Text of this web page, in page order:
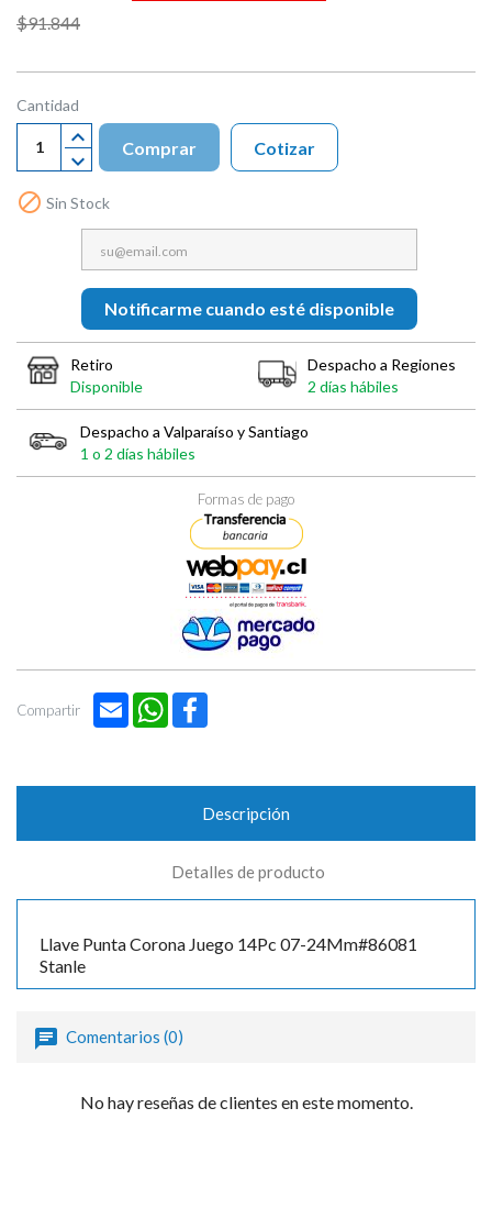
$91.844
Cantidad
Comprar
 Sin Stock
Notificarme cuando esté disponible
Cotizar
Retiro
Disponible
Despacho a Regiones
2 días hábiles
Despacho a Valparaíso y Santiago
1 o 2 días hábiles
Formas de pago
Compartir Email WhatsApp
Descripción
Detalles de producto
Llave Punta Corona Juego 14Pc 07-24Mm#86081
Stanle
Comentarios (0)
No hay reseñas de clientes en este momento.